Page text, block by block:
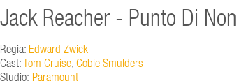
Jack Reacher - Punto Di
Regia: Edward Zwick
Cast: Tom Cruise, Cobie Smulders
Studio: Paramount